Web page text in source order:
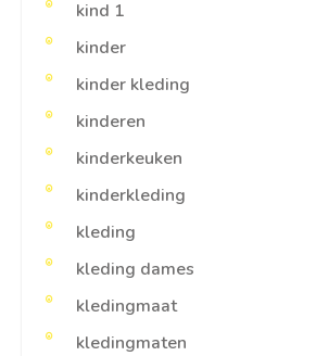
kind 1
kinder
kinder kleding
kinderen
kinderkeuken
kinderkleding
kleding
kleding dames
kledingmaat
kledingmaten